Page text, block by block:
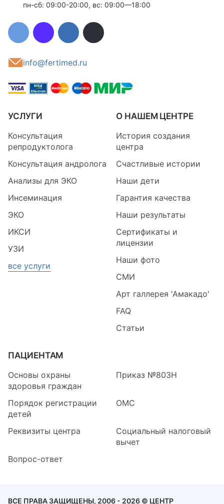
пн-сб: 09:00-20:00, вс: 09:00—18:00
info@fertimed.ru
УСЛУГИ
Консультация
репродуктолога
Консультация андролога
Анализы для ЭКО
Инсеминация
ЭКО
ИКСИ
УЗИ
все услуги
О НАШЕМ ЦЕНТРЕ
История создания
центра
Счастливые истории
Наши дети
Гарантия качества
Наши результаты
Сертификаты и
лицензии
Наши фото
СМИ
Арт галлерея 'Амакадо'
FAQ
Статьи
ПАЦИЕНТАМ
Основы охраны
здоровья граждан
Приказ №803Н
Порядок регистрации
детей
ОМС
Реквизиты центра
Социальный налоговый
вычет
Вопрос-ответ
ВСЕ ПРАВА ЗАЩИЩЕНЫ, 2006 - 2026 © ЦЕНТР